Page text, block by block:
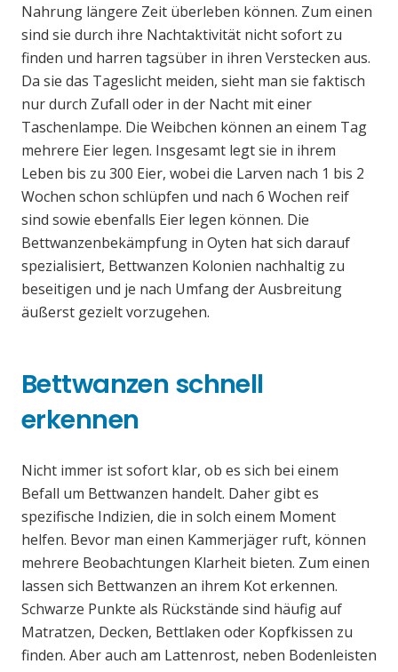
Nahrung längere Zeit überleben können. Zum einen
sind sie durch ihre Nachtaktivität nicht sofort zu
finden und harren tagsüber in ihren Verstecken aus.
Da sie das Tageslicht meiden, sieht man sie faktisch
nur durch Zufall oder in der Nacht mit einer
Taschenlampe. Die Weibchen können an einem Tag
mehrere Eier legen. Insgesamt legt sie in ihrem
Leben bis zu 300 Eier, wobei die Larven nach 1 bis 2
Wochen schon schlüpfen und nach 6 Wochen reif
sind sowie ebenfalls Eier legen können. Die
Bettwanzenbekämpfung in Oyten hat sich darauf
spezialisiert, Bettwanzen Kolonien nachhaltig zu
beseitigen und je nach Umfang der Ausbreitung
äußerst gezielt vorzugehen.
Bettwanzen schnell
erkennen
Nicht immer ist sofort klar, ob es sich bei einem
Befall um Bettwanzen handelt. Daher gibt es
spezifische Indizien, die in solch einem Moment
helfen. Bevor man einen Kammerjäger ruft, können
mehrere Beobachtungen Klarheit bieten. Zum einen
lassen sich Bettwanzen an ihrem Kot erkennen.
Schwarze Punkte als Rückstände sind häufig auf
Matratzen, Decken, Bettlaken oder Kopfkissen zu
finden. Aber auch am Lattenrost, neben Bodenleisten